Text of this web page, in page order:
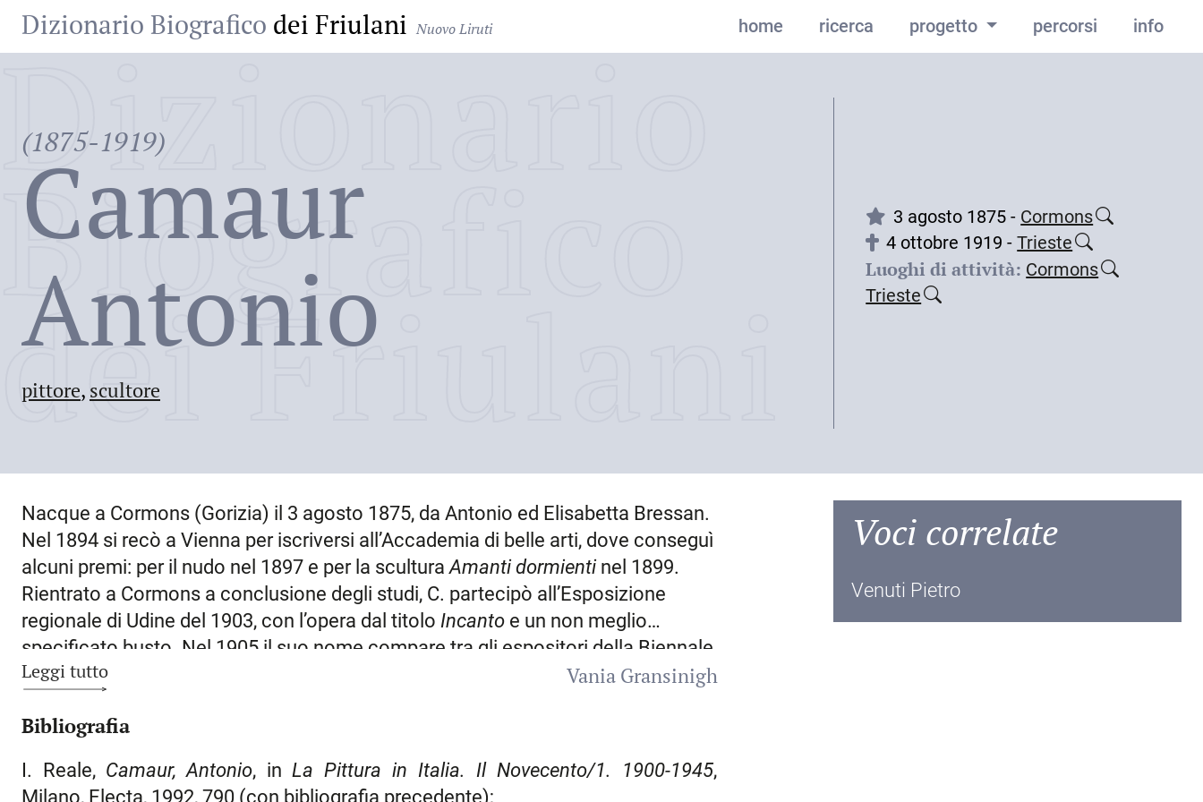
Dizionario Biografico dei Friulani Nuovo Liruti home ricerca progetto percorsi info
(1875-1919)
Camaur
Antonio
pittore, scultore
Dizionario
Biografico
dei Friulani
3 agosto 1875 - Cormons
4 ottobre 1919 -Trieste
Luoghi di attività: Cormons
Trieste
Nacque a Cormons (Gorizia) il 3 agosto 1875, da Antonio ed Elisabetta Bressan.
Nel 1894 si recò a Vienna per iscriversi all’Accademia di belle arti, dove conseguì
alcuni premi: per il nudo nel 1897 e per la sculturaAmanti dormienti nel 1899.
Rientrato a Cormons a conclusione degli studi, C. partecipò all’Esposizione
regionale di Udine del 1903, con l’opera dal titolo Incanto e un non meglio
specificato busto. Nel 1905 il suo nome compare tra gli espositori della Biennale
di Venezia con la scultura
, di ispirazione simbolista. L’anno successivo si
modellazione della locale Scuola per capi d’arte. È in questo periodo che la sua
si rinsalda, trasformandosi in un legame profondo testimoniato anche dal
Leggi tutto
Vania Gransinigh
Bibliografia
I. Reale, Camaur, Antonio, in La Pittura in Italia. Il Novecento/1. 1900-1945,
Milano, Electa, 1992, 790 (con bibliografia precedente);
Voci correlate
Venuti Pietro